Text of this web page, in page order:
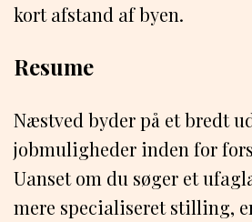
kort afstand af byen.
Resume
Næstved byder på et bredt
jobmuligheder inden for
Uanset om du søger et
mere specialiseret stilling,